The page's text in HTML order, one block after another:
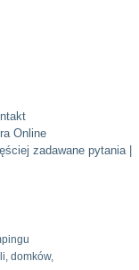
Online
zadawane pytania |
domków,